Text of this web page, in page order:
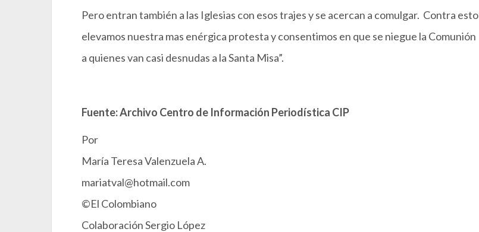
Pero entran también a las Iglesias con esos trajes y se acercan a comulgar. Contra esto
elevamos nuestra mas enérgica protesta y consentimos en que se niegue la Comunión
a quienes van casi desnudas a la Santa Misa”.
Fuente: Archivo Centro de Información Periodística CIP
Por
María Teresa Valenzuela A.
mariatval@hotmail.com
©El Colombiano
Colaboración Sergio López